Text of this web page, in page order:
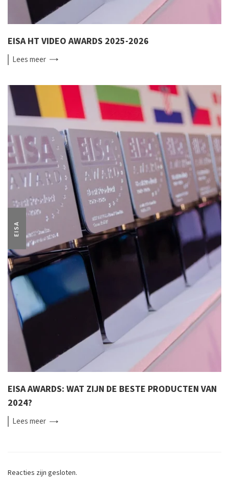
EISA HT VIDEO AWARDS 2025-2026
Leesmeer
EISA
EISA AWARDS: WAT ZIJN DE BESTE PRODUCTEN VAN
2024?
Leesmeer
Reacties zijn gesloten.